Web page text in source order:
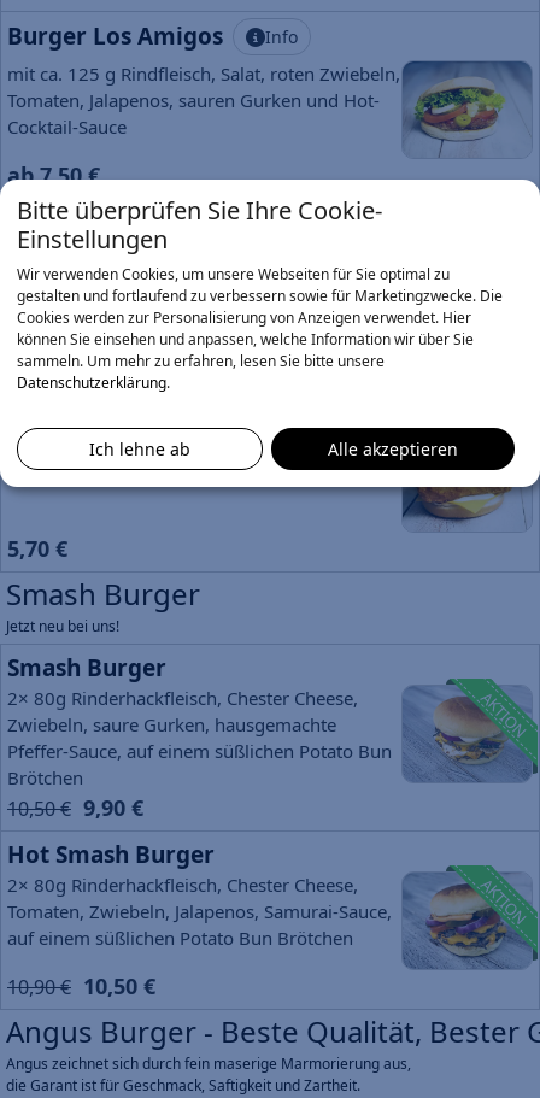
Burger Los Amigos Info
mit ca. 125 g Rindfleisch, Salat, roten Zwiebeln,
Tomaten, Jalapenos, sauren Gurken und Hot-
Cocktail-Sauce
ab 7,50 €
Burger Ducky Info
mit Crunchy Chicken, Ananas, Salat, Chester
Cheese und Honig-Senf-Sauce
ab 7,30 €
saftiges Fischfilet mit Chester Cheese und
Remoulade
5,70 €
Smash Burger
Jetzt neu bei uns!
Smash Burger
2× 80g Rinderhackfleisch, Chester Cheese,
Zwiebeln, saure Gurken, hausgemachte
Pfeffer-Sauce, auf einem süßlichen Potato Bun
Brötchen
AKTION
10,50 € 9,90 €
Hot Smash Burger
2× 80g Rinderhackfleisch, Chester Cheese,
Tomaten, Zwiebeln, Jalapenos, Samurai-Sauce,
auf einem süßlichen Potato Bun Brötchen
AKTION
10,90 € 10,50 €
Angus Burger - Beste Qualität, Bester
Angus zeichnet sich durch fein maserige Marmorierung aus,
die Garant ist für Geschmack, Saftigkeit und Zartheit.
Bitte überprüfen Sie Ihre Cookie-
Einstellungen
Wir verwenden Cookies, um unsere Webseiten für Sie optimal zu
gestalten und fortlaufend zu verbessern sowie für Marketingzwecke. Die
Cookies werden zur Personalisierung von Anzeigen verwendet. Hier
können Sie einsehen und anpassen, welche Information wir über Sie
sammeln. Um mehr zu erfahren, lesen Sie bitte unsere
Datenschutzerklärung.
Ich lehne ab Alle akzeptieren